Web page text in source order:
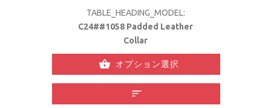
TABLE_HEADING_MODEL:
C24##1058 Padded Leather
Collar
オプション選択